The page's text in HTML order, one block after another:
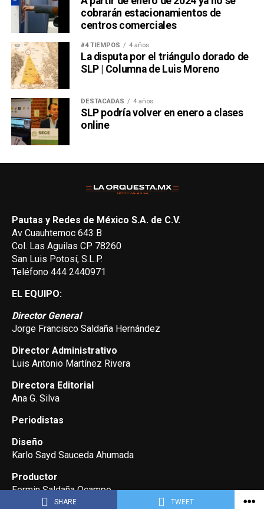
SHARE TWEET
cobrarán estacionamientos de
centros comerciales
#4 TIEMPOS 4 años
La disputa por el triángulo dorado de
SLP | Columna de Luis Moreno
DESTACADAS 4 años
SLP podría volver en enero a clases
online
Pautas y Redes de México S.A. de C.V.
Av Cuauhtemoc 643 B
Col. Las Aguilas CP 78260
San Luis Potosí, S.L.P.
Teléfono 444 2440971
EL EQUIPO:
Director General
Jorge Francisco Saldaña Hernández
Director Administrativo
Luis Antonio Martínez Rivera
Directora Editorial
Ana G. Silva
Periodistas
Diseño
Karlo Sayd Sauceda Ahumada
Productor
Fermin Saldaña Ocampo